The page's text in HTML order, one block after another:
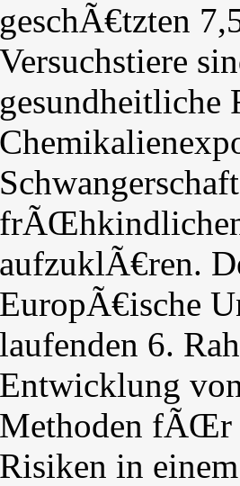
geschÃ€tzten
Versuchstiere
gesundheitliche
aufzuklÃ€ren.
EuropÃ€ische
laufenden 6.
Entwicklung
Methoden fÃŒr
Risiken in